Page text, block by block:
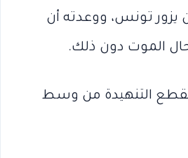
يزور تونس، ووعدته أن
حال الموت دون ذلك.
نقطع التنهيدة من وسط